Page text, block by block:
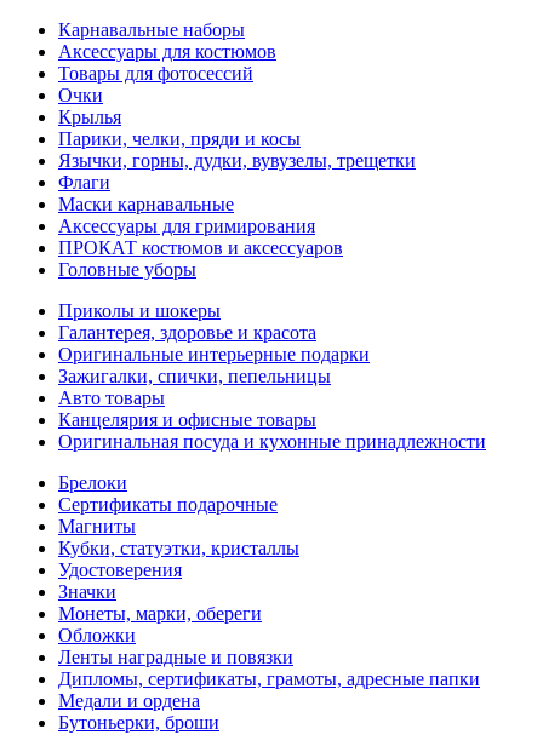
Карнавальные наборы
Аксессуары для костюмов
Товары для фотосессий
Очки
Крылья
Парики, челки, пряди и косы
Язычки, горны, дудки, вувузелы, трещетки
Флаги
Маски карнавальные
Аксессуары для гримирования
ПРОКАТ костюмов и аксессуаров
Головные уборы
Приколы и шокеры
Галантерея, здоровье и красота
Оригинальные интерьерные подарки
Зажигалки, спички, пепельницы
Авто товары
Канцелярия и офисные товары
Оригинальная посуда и кухонные принадлежности
Брелоки
Сертификаты подарочные
Магниты
Кубки, статуэтки, кристаллы
Удостоверения
Значки
Монеты, марки, обереги
Обложки
Ленты наградные и повязки
Дипломы, сертификаты, грамоты, адресные папки
Медали и ордена
Бутоньерки, броши